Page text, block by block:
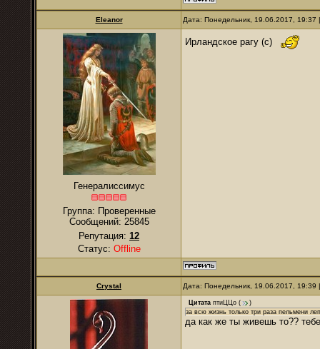
Eleanor Дата: Понедельник, 19.06.2017,
Генералиссимус
Группа: Проверенные
Сообщений: 25845
Репутация: 12
Статус: Offline
Ирландское рагу (с)
Crystal Дата: Понедельник, 19.06.2017,
Цитата птиЦЦо (
)
за всю жизнь только три раза пельмени
да как же ты живешь то??